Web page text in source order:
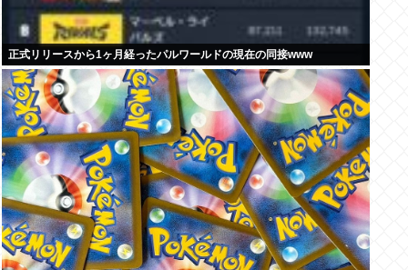
正式リリースから1ヶ月経ったパルワールドの現在の同接www